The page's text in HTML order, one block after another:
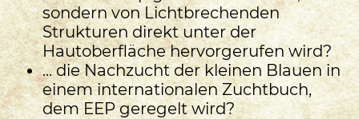
sondern von Lichtbrechenden
Strukturen direkt unter der
Hautoberfläche hervorgerufen wird?
... die Nachzucht der kleinen Blauen in
einem internationalen Zuchtbuch,
dem EEP geregelt wird?